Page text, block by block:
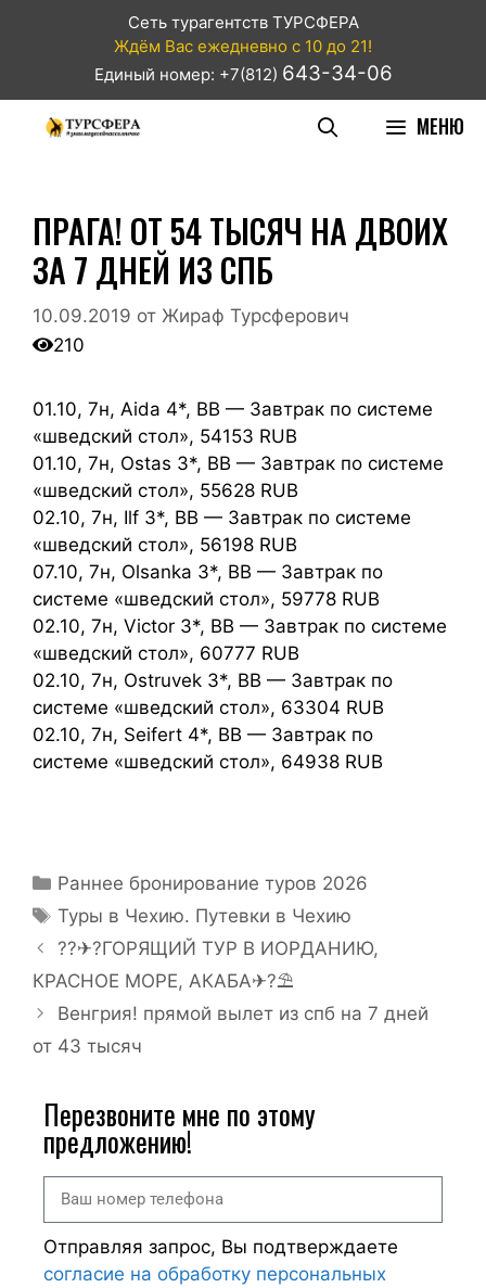
Сеть турагентств ТУРСФЕРА
Ждём Вас ежедневно с 10 до 21!
Единый номер: +7(812) 643-34-06
МЕНЮ
ПРАГА! ОТ 54 ТЫСЯЧ НА ДВОИХ
ЗА 7 ДНЕЙ ИЗ СПБ
10.09.2019 от Жираф Турсферович
210
01.10, 7н, Aida 4*, BB — Завтрак по системе
«шведский стол», 54153 RUB
01.10, 7н, Ostas 3*, BB — Завтрак по системе
«шведский стол», 55628 RUB
02.10, 7н, Ilf 3*, BB — Завтрак по системе
«шведский стол», 56198 RUB
07.10, 7н, Olsanka 3*, BB — Завтрак по
системе «шведский стол», 59778 RUB
02.10, 7н, Victor 3*, BB — Завтрак по системе
«шведский стол», 60777 RUB
02.10, 7н, Ostruvek 3*, BB — Завтрак по
системе «шведский стол», 63304 RUB
02.10, 7н, Seifert 4*, BB — Завтрак по
системе «шведский стол», 64938 RUB
Раннее бронирование туров 2026
Туры в Чехию. Путевки в Чехию
??✈?ГОРЯЩИЙ ТУР В ИОРДАНИЮ,
КРАСНОЕ МОРЕ, АКАБА✈?⛱
Венгрия! прямой вылет из спб на 7 дней
от 43 тысяч
Перезвоните мне по этому
предложению!
Отправляя запрос, Вы подтверждаете
согласие на обработку персональных